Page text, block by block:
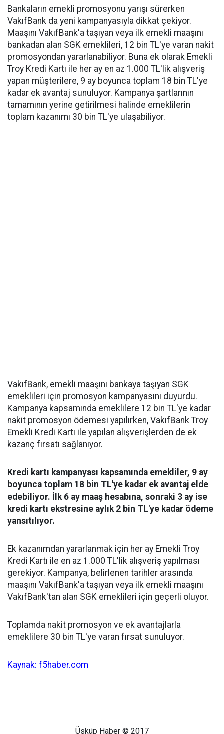
Bankaların emekli promosyonu yarışı sürerken
VakıfBank da yeni kampanyasıyla dikkat çekiyor.
Maaşını VakıfBank'a taşıyan veya ilk emekli maaşını
bankadan alan SGK emeklileri, 12 bin TL'ye varan nakit
promosyondan yararlanabiliyor. Buna ek olarak Emekli
Troy Kredi Kartı ile her ay en az 1.000 TL'lik alışveriş
yapan müşterilere, 9 ay boyunca toplam 18 bin TL'ye
kadar ek avantaj sunuluyor. Kampanya şartlarının
tamamının yerine getirilmesi halinde emeklilerin
toplam kazanımı 30 bin TL'ye ulaşabiliyor.
VakıfBank, emekli maaşını bankaya taşıyan SGK
emeklileri için promosyon kampanyasını duyurdu.
Kampanya kapsamında emeklilere 12 bin TL'ye kadar
nakit promosyon ödemesi yapılırken, VakıfBank Troy
Emekli Kredi Kartı ile yapılan alışverişlerden de ek
kazanç fırsatı sağlanıyor.
Kredi kartı kampanyası kapsamında emekliler, 9 ay
boyunca toplam 18 bin TL'ye kadar ek avantaj elde
edebiliyor. İlk 6 ay maaş hesabına, sonraki 3 ay ise
kredi kartı ekstresine aylık 2 bin TL'ye kadar ödeme
yansıtılıyor.
Ek kazanımdan yararlanmak için her ay Emekli Troy
Kredi Kartı ile en az 1.000 TL'lik alışveriş yapılması
gerekiyor. Kampanya, belirlenen tarihler arasında
maaşını VakıfBank'a taşıyan veya ilk emekli maaşını
VakıfBank'tan alan SGK emeklileri için geçerli oluyor.
Toplamda nakit promosyon ve ek avantajlarla
emeklilere 30 bin TL'ye varan fırsat sunuluyor.
Kaynak: f5haber.com
Üsküp Haber © 2017